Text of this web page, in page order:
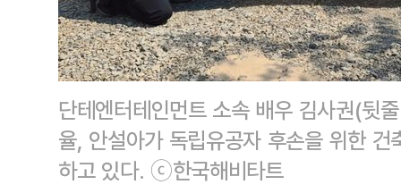
단테엔터테인먼트 소속 배우 김사권(뒷
율, 안설아가 독립유공자 후손을 위한
하고 있다. ⓒ한국해비타트